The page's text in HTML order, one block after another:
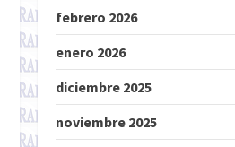
febrero 2026
enero 2026
diciembre 2025
noviembre 2025